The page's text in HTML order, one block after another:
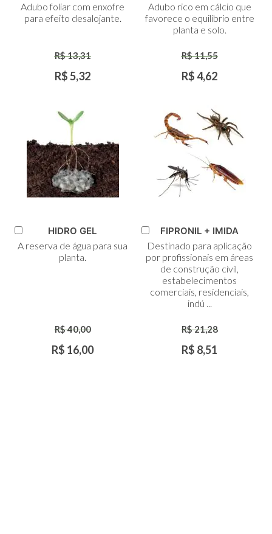
Carrinho
Adubo foliar com enxofre
para efeito desalojante.
R$ 13,31
R$ 5,32
Carrinho
Adubo rico em cálcio que
favorece o equilíbrio entre
planta e solo.
R$ 11,55
R$ 4,62
ao
HIDRO GEL
A reserva de água para sua
planta.
R$ 40,00
R$ 16,00
ao
Carrinho
FIPRONIL + IMIDA
Destinado para aplicação
por profissionais em áreas
de construção civil,
estabelecimentos
comerciais, residenciais,
indú ...
R$ 21,28
R$ 8,51